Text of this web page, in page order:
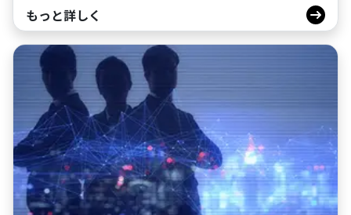
もっと詳しく